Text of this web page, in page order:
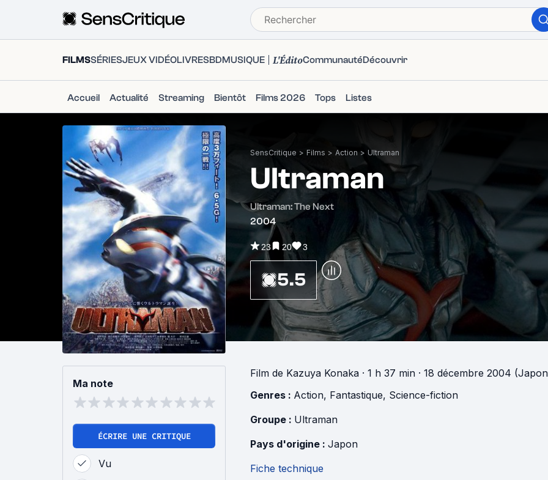
FILMSSÉRIESJEUX VIDÉOLIVRESBDMUSIQUE L'ÉditoCommunautéDécouvrir
Accueil Actualité Streaming Bientôt Films 2026 Tops Listes
SensCritique > Films > Action > Ultraman
Ultraman
Ultraman: The Next
2004
23 20 3
5.5
Ma note
ÉCRIRE UNE CRITIQUE
Vu
Film de Kazuya Konaka · 1 h 37 min · 18 décembre 2004
Genres : Action, Fantastique, Science-fiction
Groupe : Ultraman
Pays d'origine : Japon
Fiche technique